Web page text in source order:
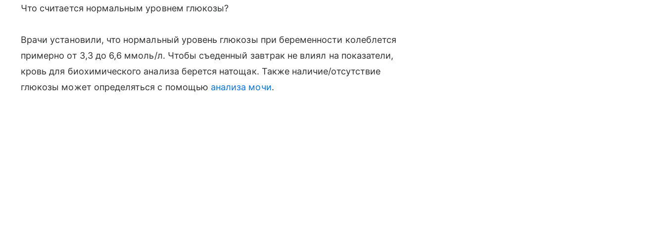
Что считается нормальным уровнем глюкозы?
Врачи установили, что нормальный уровень глюкозы при беременности колеблется
примерно от 3,3 до 6,6 ммоль/л. Чтобы съеденный завтрак не влиял на показатели,
кровь для биохимического анализа берется натощак. Также наличие/отсутствие
глюкозы может определяться с помощью анализа мочи.